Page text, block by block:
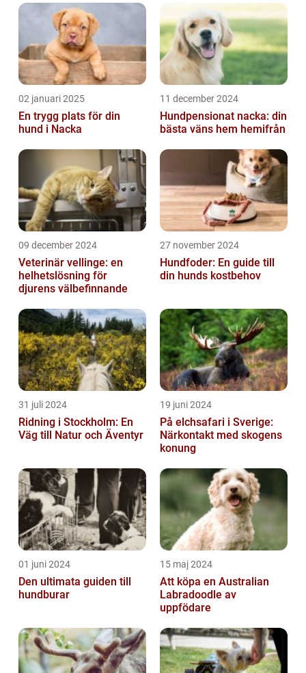
02 januari 2025
En trygg plats för din
hund i Nacka
11 december 2024
Hundpensionat nacka: din
bästa väns hem hemifrån
09 december 2024
Veterinär vellinge: en
helhetslösning för
djurens välbefinnande
27 november 2024
Hundfoder: En guide till
din hunds kostbehov
31 juli 2024
Ridning i Stockholm: En
Väg till Natur och Äventyr
19 juni 2024
På elchsafari i Sverige:
Närkontakt med skogens
konung
01 juni 2024
Den ultimata guiden till
hundburar
15 maj 2024
Att köpa en Australian
Labradoodle av
uppfödare